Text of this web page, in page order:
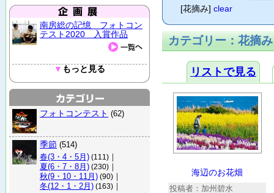
南房総の記憶 フォトコン
テスト2020 入賞作品
▼ もっと見る
フォトコンテスト (62)
季節 (514)
春(3・4・5月) (111) ｜
夏(6・7・8月) (230) ｜
秋(9・10・11月) (90) ｜
冬(12・1・2月) (163) ｜
[花摘み] clear
カテゴリー：花摘
リストで見る
海辺のお花畑
投稿者：加州碧水